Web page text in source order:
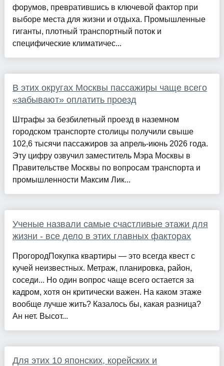
форумов, превратившись в ключевой фактор при
выборе места для жизни и отдыха. Промышленные
гиганты, плотный транспортный поток и
специфические климатичес...
В этих округах Москвы пассажиры чаще всего
«забывают» оплатить проезд
Штрафы за безбилетный проезд в наземном
городском транспорте столицы получили свыше
102,6 тысячи пассажиров за апрель-июнь 2026 года.
Эту цифру озвучил заместитель Мэра Москвы в
Правительстве Москвы по вопросам транспорта и
промышленности Максим Лик...
Ученые назвали самые счастливые этажи для
жизни - все дело в этих главных факторах
ПрогородПокупка квартиры — это всегда квест с
кучей неизвестных. Метраж, планировка, район,
соседи... Но один вопрос чаще всего остается за
кадром, хотя он критически важен. На каком этаже
вообще лучше жить? Казалось бы, какая разница?
Ан нет. Высот...
Для этих 10 японских, корейских и